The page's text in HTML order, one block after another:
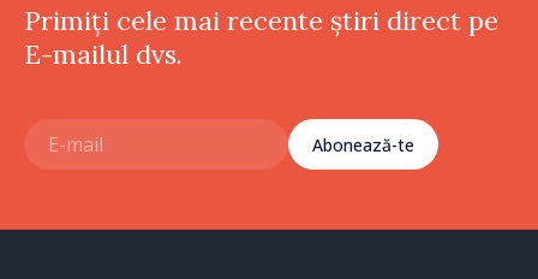
Primiți cele mai recente știri direct pe
E-mailul dvs.
Abonează-te